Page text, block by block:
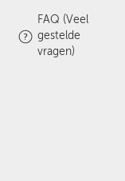
FAQ (Veel
gestelde
vragen)